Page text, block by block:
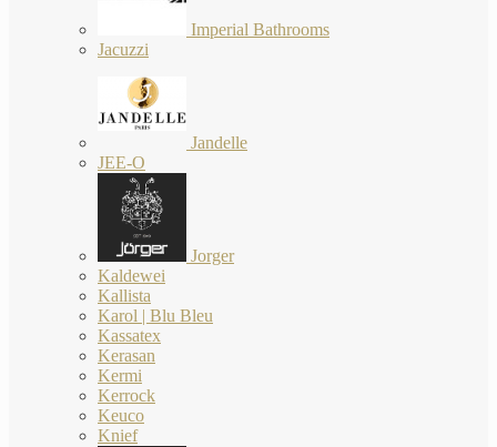
Imperial Bathrooms
Jacuzzi
Jandelle
JEE-O
Jorger
Kaldewei
Kallista
Karol | Blu Bleu
Kassatex
Kerasan
Kermi
Kerrock
Keuco
Knief